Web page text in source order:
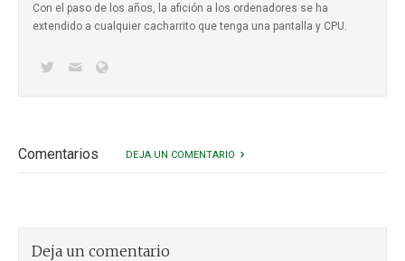
Con el paso de los años, la afición a los ordenadores se ha
extendido a cualquier cacharrito que tenga una pantalla y CPU.
Comentarios DEJA UN COMENTARIO
Deja un comentario